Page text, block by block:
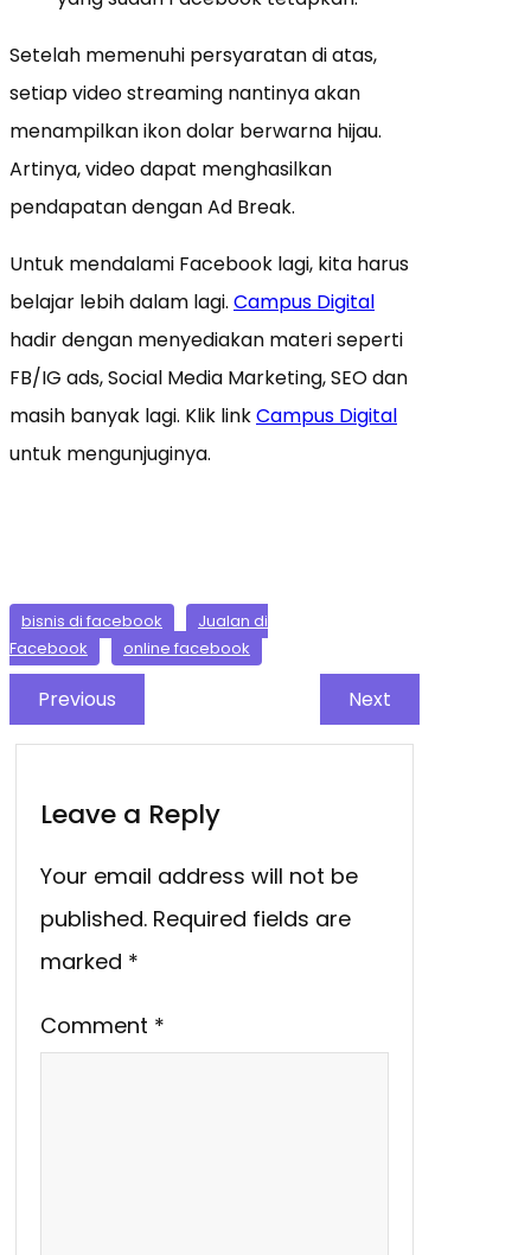
Setelah memenuhi persyaratan di atas,
setiap video streaming nantinya akan
menampilkan ikon dolar berwarna hijau.
Artinya, video dapat menghasilkan
pendapatan dengan Ad Break.
Untuk mendalami Facebook lagi, kita harus
belajar lebih dalam lagi. Campus Digital
hadir dengan menyediakan materi seperti
FB/IG ads, Social Media Marketing, SEO dan
masih banyak lagi. Klik linkCampus Digital
untuk mengunjuginya.
bisnis di facebook
Jualan di
Facebook
online facebook
Previous Next
Leave a Reply
Your email address will not be
published. Required fields are
marked *
Comment *